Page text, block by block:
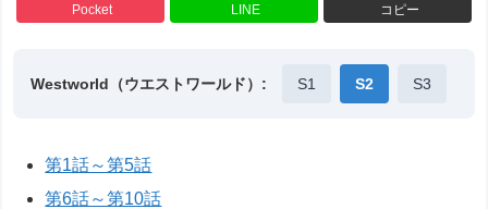
Pocket LINE コピー
Westworld（ウエストワールド）: S1 S2 S3
第1話～第5話
第6話～第10話